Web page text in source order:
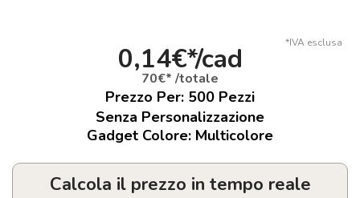
*IVA esclusa
0,14€*/cad
70€* /totale
Prezzo Per: 500 Pezzi
Senza Personalizzazione
Gadget Colore: Multicolore
Calcola il prezzo in tempo reale